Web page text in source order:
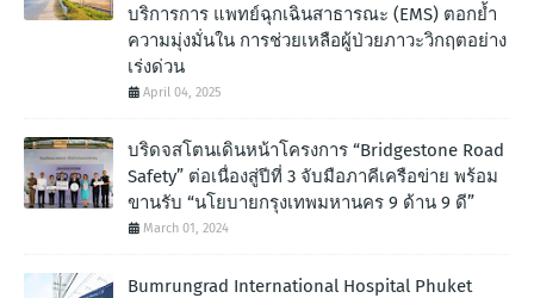
บริการการ แพทย์ฉุกเฉินสาธารณะ (EMS) ตอกย้ำ
ความมุ่งมั่นใน การช่วยเหลือผู้ป่วยภาวะวิกฤตอย่าง
เร่งด่วน
April 04, 2025
บริดจสโตนเดินหน้าโครงการ “Bridgestone Road
Safety” ต่อเนื่องสู่ปีที่ 3 จับมือภาคีเครือข่าย พร้อม
ขานรับ “นโยบายกรุงเทพมหานคร 9 ด้าน 9 ดี”
March 01, 2024
Bumrungrad International Hospital Phuket